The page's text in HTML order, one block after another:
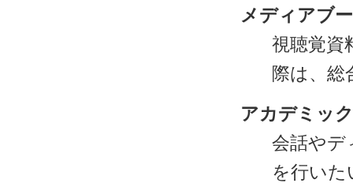
メディアブ
視聴覚資
際は、総
アカデミッ
会話やデ
を行いた